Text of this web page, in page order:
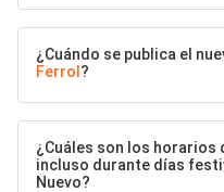
¿Cuándo se publica el
Ferrol ?
¿Cuáles son los horarios
incluso durante días
Nuevo?